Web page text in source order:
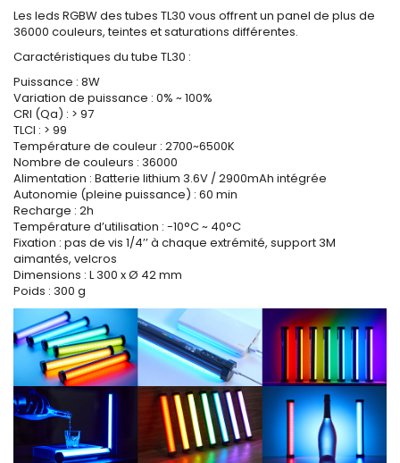
Les leds RGBW des tubes TL30 vous offrent un panel de plus de
36000 couleurs, teintes et saturations différentes.
Caractéristiques du tube TL30 :
Puissance : 8W
Variation de puissance : 0% ~ 100%
CRI (Qa) : > 97
TLCI : > 99
Température de couleur : 2700~6500K
Nombre de couleurs : 36000
Alimentation : Batterie lithium 3.6V / 2900mAh intégrée
Autonomie (pleine puissance) : 60 min
Recharge : 2h
Température d’utilisation : -10°C ~ 40°C
Fixation : pas de vis 1/4’’ à chaque extrémité, support 3M
aimantés, velcros
Dimensions : L 300 x Ø 42 mm
Poids : 300 g